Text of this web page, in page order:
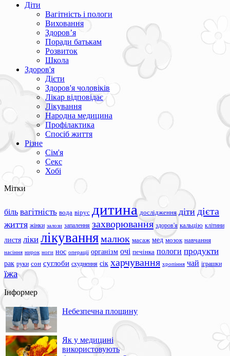
Діти
Вагітність і пологи
Виховання
Здоров’я
Поради батькам
Розвиток
Школа
Здоров'я
Дієти
Здоров'я чоловіків
Лікар відповідає
Лікування
Народна медицина
Профілактика
Спосіб життя
Різне
Сім'я
Секс
Хобі
Мітки
біль вагітність вода вірус дитина дослідження діти дієта
життя жінки залози запалення захворювання здоров'я кальцію клітини
листя ліки лікуваннямалюк масаж мед мозок навчання
насіння нирок ноги нос операції організм очі печінка пологи продукти
рак руки сон суглоби схуднення сік харчування хропіння чай іграшки
їжа
Інформер
Небезпечна площину
Як у медицині
використовують